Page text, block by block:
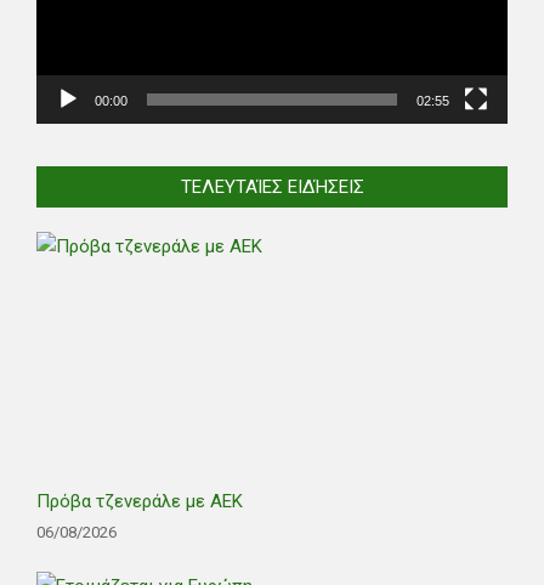
00:00 02:55
ΤΕΛΕΥΤΑΊΕΣ ΕΙΔΉΣΕΙΣ
Πρόβα τζενεράλε με ΑΕΚ
06/08/2026